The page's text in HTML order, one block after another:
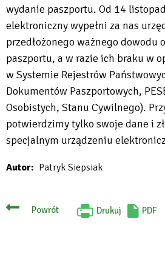
wydanie paszportu. Od 14
elektroniczny wypełni za nas
przedłożonego ważnego dowodu
paszportu, a w razie ich braku w
w Systemie Rejestrów
Dokumentów Paszportowych,
Osobistych, Stanu Cywilnego).
potwierdzimy tylko swoje dane i
specjalnym urządzeniu
Autor Patryk Siepsiak
Powrót Drukuj
Will
PDF